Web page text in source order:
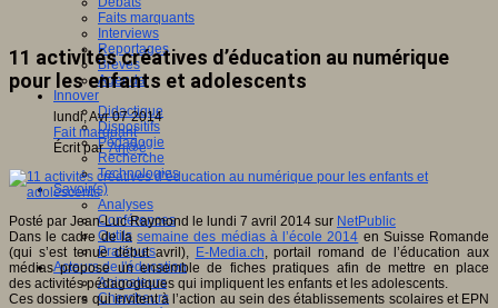
Faits marquants
Interviews
Reportages
Brèves
Agenda
Innover
Didactique
Dispositifs
Pédagogie
Recherche
Technologies
Savoir(s)
Analyses
Conférences
Outils
Pratiques
Acteurs de l'éducation
Animateurs
Chercheurs
11 activités créatives d’éducation au numérique
pour les enfants et adolescents
lundi, Avr 07 2014
Fait marquant
Écrit parAn@é
Posté par Jean-Luc Raymond le lundi 7 avril 2014 sur NetPublic
Dans le cadre de lasemaine des médias à l’école 2014 en Suisse Romande
(qui s’est tenue début avril), E-Media.ch, portail romand de l’éducation aux
médias propose un ensemble de fiches pratiques afin de mettre en place
des activités pédagogiques qui impliquent les enfants et les adolescents.
Ces dossiers qui invitent à l’action au sein des établissements scolaires et EPN